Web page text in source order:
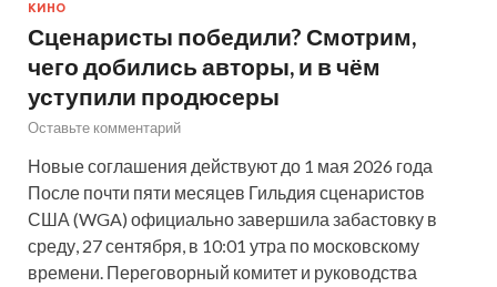
КИНО
Сценаристы победили? Смотрим,
чего добились авторы, и в чём
уступили продюсеры
Оставьте комментарий
Новые соглашения действуют до 1 мая 2026 года
После почти пяти месяцев Гильдия сценаристов
США (WGA) официально завершила забастовку в
среду, 27 сентября, в 10:01 утра по московскому
времени. Переговорный комитет и руководства